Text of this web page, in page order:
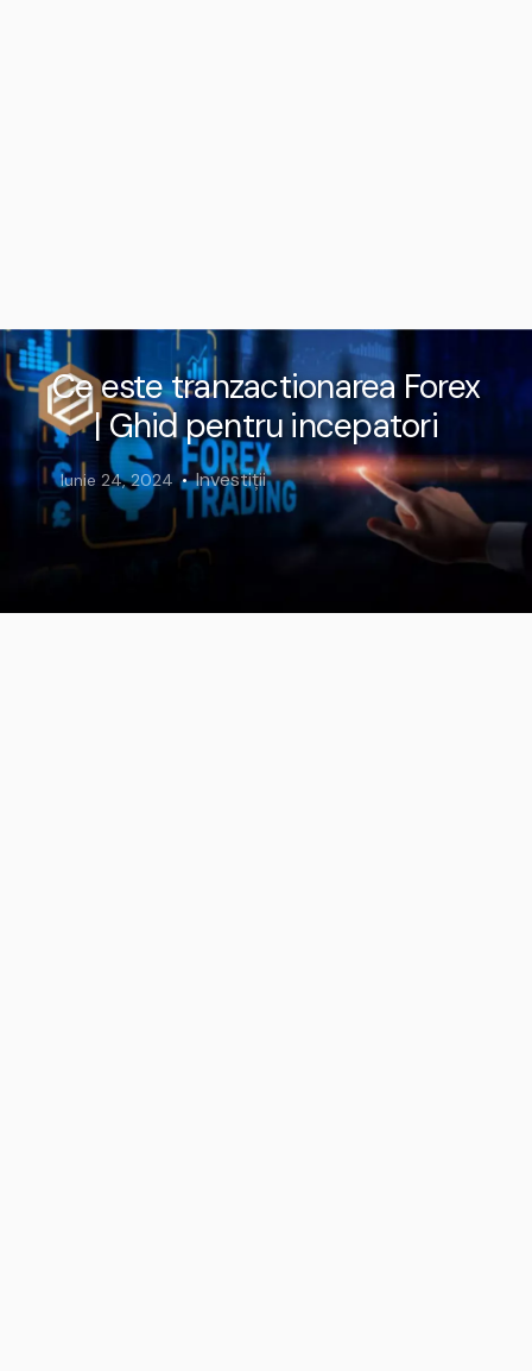
Ce este tranzactionarea Forex
| Ghid pentru incepatori
Iunie 24, 2024 Investiții